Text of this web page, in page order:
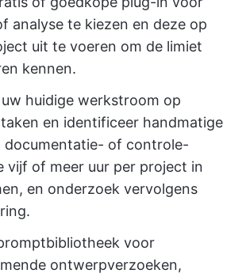
analyse te kiezen en deze op
uit te voeren om de limiet
kennen.
huidige werkstroom op
en identificeer handmatige
documentatie- of controle-
vijf of meer uur per project in
en onderzoek vervolgens
voor
ontwerpverzoeken,